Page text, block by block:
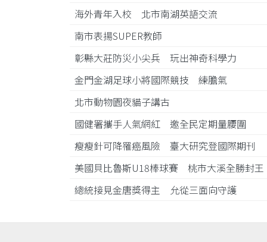
海外青年入校 北市南湖英語交流
南市表揚SUPER教師
彰縣大莊防災小尖兵 玩出神奇科學力
金門金湖足球小將國際競技 練膽氣
北市動物園夜貓子講古
國健署攜手人氣網紅 邀全民定期量腰圍
瘦瘦針可降罹癌風險 臺大研究登國際期刊
美國貝比魯斯U18棒球賽 桃市大溪全勝封
總統接見金唐獎得主 允從三面向守護